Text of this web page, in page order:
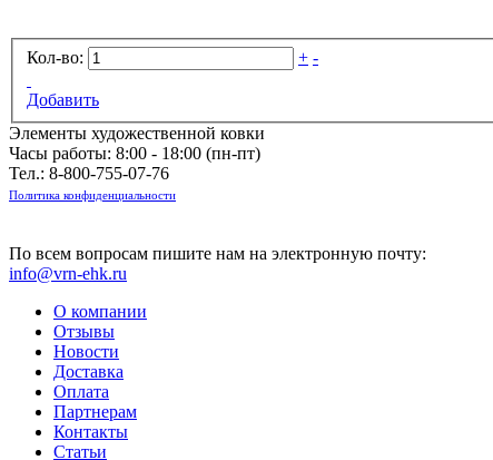
Кол-во: + -
Добавить
Элементы художественной ковки
Часы работы: 8:00 - 18:00 (пн-пт)
Тел.: 8-800-755-07-76
Политика конфиденциальности
По всем вопросам пишите нам на электронную почту:
info@vrn-ehk.ru
О компании
Отзывы
Новости
Доставка
Оплата
Партнерам
Контакты
Статьи